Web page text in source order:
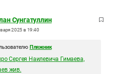
Сунгатуллин
2025 в 19:40
Пляжник
Сергея Наилевича Гимаева,
жив.